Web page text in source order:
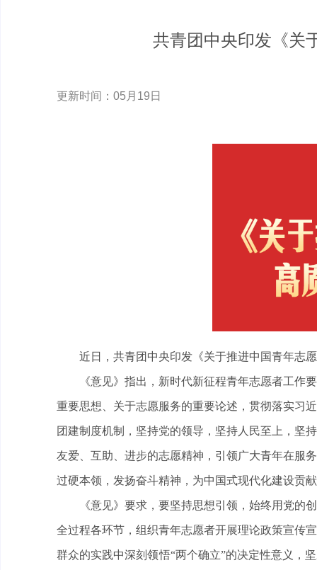
共青团中央印发《关
更新时间：05月19日
近日，共青团中央印发《关于推进中国青年志
《意见》指出，新时代新征程青年志愿者工
重要思想、关于志愿服务的重要论述，贯彻落实习
团建制度机制，坚持党的领导，坚持人民至上，坚
友爱、互助、进步的志愿精神，引领广大青年在服
过硬本领，发扬奋斗精神，为中国式现代化建设贡
《意见》要求，要坚持思想引领，始终用党
全过程各环节，组织青年志愿者开展理论政策宣传
群众的实践中深刻领悟“两个确立”的决定性意义，